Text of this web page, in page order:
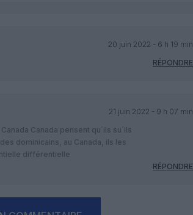
20 juin 2022 - 6 h 19 min
RÉPONDRE
21 juin 2022 - 9 h 07 min
Canada pensent qu´ils su´ils
dominicains, au Canada, ils les
différentielle
RÉPONDRE